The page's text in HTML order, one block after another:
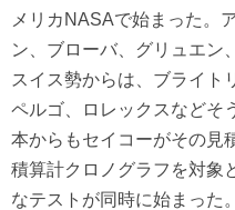
メリカNASAで始まった。
ン、ブローバ、グリュエン
スイス勢からは、ブライト
ペルゴ、ロレックスなどそ
本からもセイコーがその見
積算計クロノグラフを対象
なテストが同時に始まった